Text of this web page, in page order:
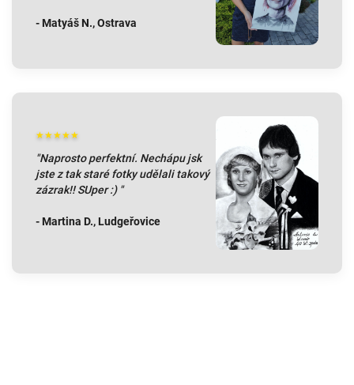
- Matyáš N., Ostrava
★★★★★
"Naprosto perfektní. Nechápu jsk
jste z tak staré fotky udělali takový
zázrak!! SUper :) "
- Martina D., Ludgeřovice